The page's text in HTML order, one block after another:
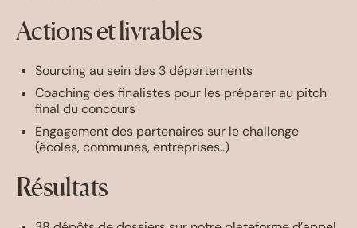
Actions et livrables
Sourcing au sein des 3 départements
Coaching des finalistes pour les préparer au pitch
final du concours
Engagement des partenaires sur le challenge
(écoles, communes, entreprises..)
Résultats